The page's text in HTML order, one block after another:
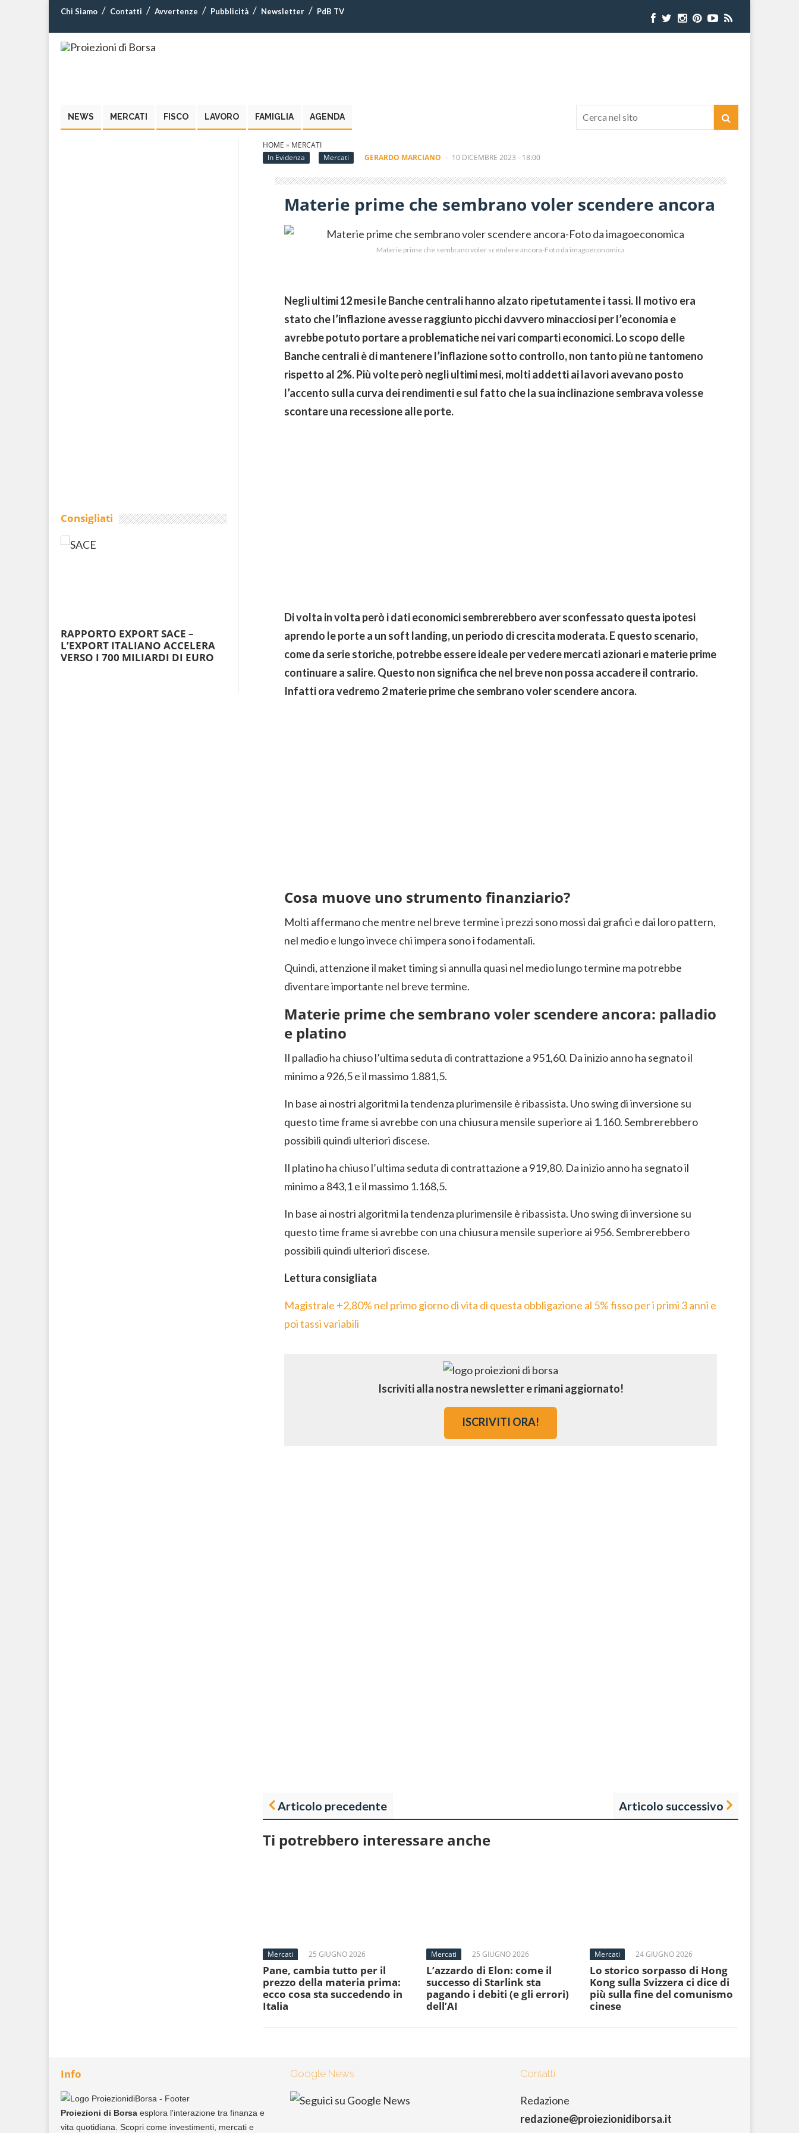
Chi Siamo Contatti Avvertenze Pubblicità Newsletter PdB TV
NEWS MERCATI FISCO LAVORO FAMIGLIA AGENDA
HOME » MERCATI
In Evidenza
Mercati GERARDO MARCIANO - 10 DICEMBRE 2023 - 18:00
Materie prime che sembrano voler scendere ancora
Materie prime che sembrano voler scendere ancora-Foto da imagoeconomica
Negli ultimi 12 mesi le Banche centrali hanno alzato ripetutamente i tassi. Il motivo era
stato che l’inflazione avesse raggiunto picchi davvero minacciosi per l’economia e
avrebbe potuto portare a problematiche nei vari comparti economici. Lo scopo delle
Banche centrali è di mantenere l’inflazione sotto controllo, non tanto più ne tantomeno
rispetto al 2%. Più volte però negli ultimi mesi, molti addetti ai lavori avevano posto
l’accento sulla curva dei rendimenti e sul fatto che la sua inclinazione sembrava volesse
scontare una recessione alle porte.
Di volta in volta però i dati economici sembrerebbero aver sconfessato questa ipotesi
aprendo le porte a un soft landing, un periodo di crescita moderata. E questo scenario,
come da serie storiche, potrebbe essere ideale per vedere mercati azionari e materie prime
continuare a salire. Questo non significa che nel breve non possa accadere il contrario.
Infatti ora vedremo 2 materie prime che sembrano voler scendere ancora.
Cosa muove uno strumento finanziario?
Molti affermano che mentre nel breve termine i prezzi sono mossi dai grafici e dai loro pattern,
nel medio e lungo invece chi impera sono i fodamentali.
Quindi, attenzione il maket timing si annulla quasi nel medio lungo termine ma potrebbe
diventare importante nel breve termine.
Materie prime che sembrano voler scendere ancora: palladio
e platino
Il palladio ha chiuso l’ultima seduta di contrattazione a 951,60. Da inizio anno ha segnato il
minimo a 926,5 e il massimo 1.881,5.
In base ai nostri algoritmi la tendenza plurimensile è ribassista. Uno swing di inversione su
questo time frame si avrebbe con una chiusura mensile superiore ai 1.160. Sembrerebbero
possibili quindi ulteriori discese.
Il platino ha chiuso l’ultima seduta di contrattazione a 919,80. Da inizio anno ha segnato il
minimo a 843,1 e il massimo 1.168,5.
In base ai nostri algoritmi la tendenza plurimensile è ribassista. Uno swing di inversione su
questo time frame si avrebbe con una chiusura mensile superiore ai 956. Sembrerebbero
possibili quindi ulteriori discese.
Lettura consigliata
Magistrale +2,80% nel primo giorno di vita di questa obbligazione al 5% fisso per i primi 3 anni e
poi tassi variabili
Iscriviti alla nostra newsletter e rimani aggiornato!
ISCRIVITI ORA!
Articolo precedente Articolo successivo
Ti potrebbero interessare anche
Mercati 25 GIUGNO 2026
Pane, cambia tutto per il
prezzo della materia prima:
ecco cosa sta succedendo in
Italia
Mercati 25 GIUGNO 2026
L’azzardo di Elon: come il
successo di Starlink sta
pagando i debiti (e gli errori)
dell’AI
Mercati 24 GIUGNO 2026
Lo storico sorpasso di Hong
Kong sulla Svizzera ci dice di
più sulla fine del comunismo
cinese
Consigliati
RAPPORTO EXPORT SACE –
L’EXPORT ITALIANO ACCELERA
VERSO I 700 MILIARDI DI EURO
Info
Proiezioni di Borsa esplora l'interazione tra finanza e
vita quotidiana. Scopri come investimenti, mercati e
Google News Contatti
Redazione
redazione@proiezionidiborsa.it